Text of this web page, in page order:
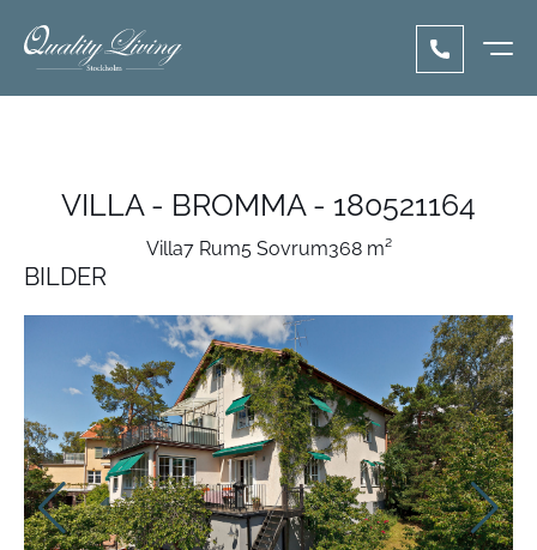
VILLA - BROMMA - 180521164
Villa7 Rum5 Sovrum368 m²
BILDER